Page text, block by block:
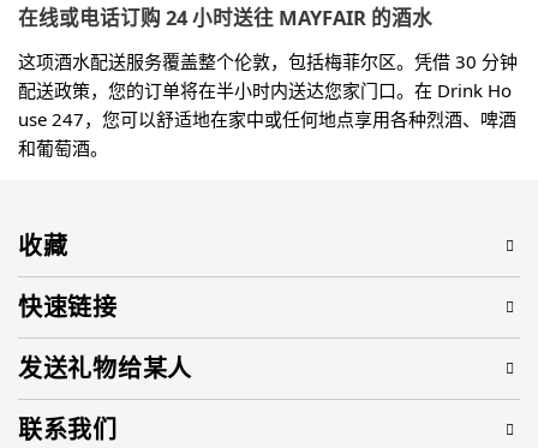
在线或电话订购 24 小时送往 MAYFAIR 的酒水
这项酒水配送服务覆盖整个伦敦，包括梅菲尔区。凭借 30 分钟
配送政策，您的订单将在半小时内送达您家门口。在 Drink Ho
use 247，您可以舒适地在家中或任何地点享用各种烈酒、啤酒
和葡萄酒。
收藏
快速链接
发送礼物给某人
联系我们